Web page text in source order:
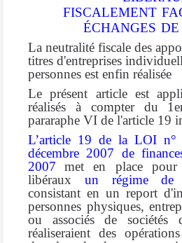
fiscalement
échanges
La neutralité fiscale des
titres d'entreprises
personnes est enfin réalisée
Le présent article est
réalisés à compter du
pararaphe VI de l'article 19
L’article 19 de la LOI n°
décembre 2007 de
2007
met en place pour
libéraux un régime de
consistant en un report
personnes physiques,
ou associés de sociétés
réaliseraient des